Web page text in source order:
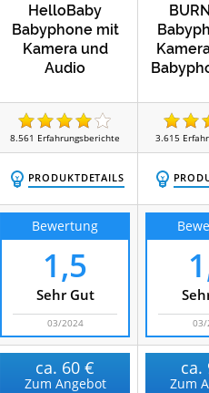
HelloBaby
Babyphone mit
Kamera und
Audio
8.561 Erfahrungsberichte 3.615
PRODUKTDETAILS
Bewertung
1,5
Sehr Gut
03/2024 03/
ca. 60 €
Zum Angebot
ca.
Zum